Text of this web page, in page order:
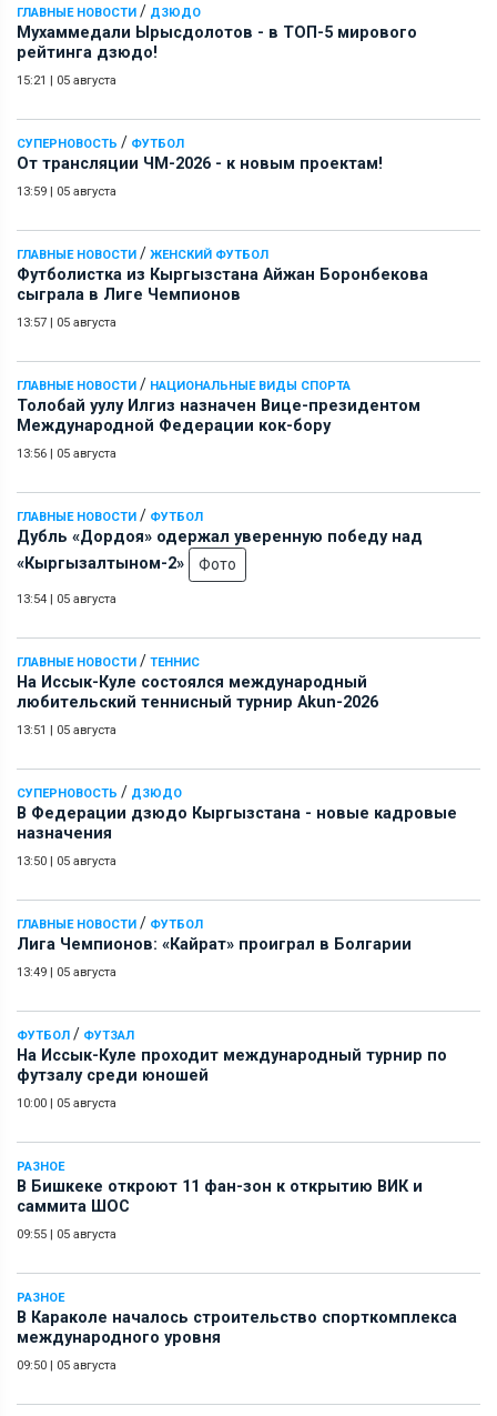
ГЛАВНЫЕ НОВОСТИ / ДЗЮДО
Мухаммедали Ырысдолотов - в ТОП-5 мирового
рейтинга дзюдо!
15:21 | 05 августа
СУПЕРНОВОСТЬ / ФУТБОЛ
От трансляции ЧМ-2026 - к новым проектам!
13:59 | 05 августа
ГЛАВНЫЕ НОВОСТИ / ЖЕНСКИЙ ФУТБОЛ
Футболистка из Кыргызстана Айжан Боронбекова
сыграла в Лиге Чемпионов
13:57 | 05 августа
ГЛАВНЫЕ НОВОСТИ / НАЦИОНАЛЬНЫЕ ВИДЫ СПОРТА
Толобай уулу Илгиз назначен Вице-президентом
Международной Федерации кок-бору
13:56 | 05 августа
ГЛАВНЫЕ НОВОСТИ / ФУТБОЛ
Дубль «Дордоя» одержал уверенную победу над
«Кыргызалтыном-2»
Фото
13:54 | 05 августа
ГЛАВНЫЕ НОВОСТИ / ТЕННИС
На Иссык-Куле состоялся международный
любительский теннисный турнир Akun-2026
13:51 | 05 августа
СУПЕРНОВОСТЬ / ДЗЮДО
В Федерации дзюдо Кыргызстана - новые кадровые
назначения
13:50 | 05 августа
ГЛАВНЫЕ НОВОСТИ / ФУТБОЛ
Лига Чемпионов: «Кайрат» проиграл в Болгарии
13:49 | 05 августа
ФУТБОЛ / ФУТЗАЛ
На Иссык-Куле проходит международный турнир по
футзалу среди юношей
10:00 | 05 августа
РАЗНОЕ
В Бишкеке откроют 11 фан-зон к открытию ВИК и
саммита ШОС
09:55 | 05 августа
РАЗНОЕ
В Караколе началось строительство спорткомплекса
международного уровня
09:50 | 05 августа